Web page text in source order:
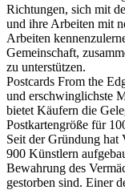
Richtungen, sich mit
und ihre Arbeiten mit
Arbeiten
Gemeinschaft,
zu unterstützen.
Postcards From the
und erschwinglichste
bietet Käufern die
Postkartengröße für
Seit der Gründung hat
900 Künstlern
Bewahrung des
gestorben sind. Einer